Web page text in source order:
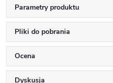
Parametry produktu
Pliki do pobrania
Ocena
Dyskusja